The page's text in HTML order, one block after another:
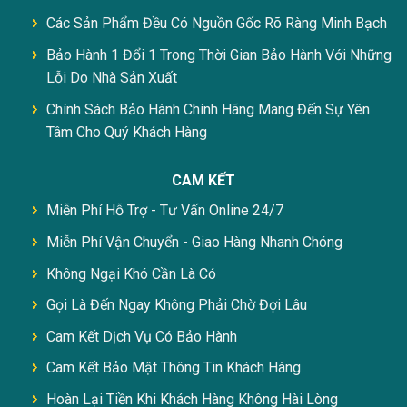
Các Sản Phẩm Đều Có Nguồn Gốc Rõ Ràng Minh Bạch
Bảo Hành 1 Đổi 1 Trong Thời Gian Bảo Hành Với Những
Lỗi Do Nhà Sản Xuất
Chính Sách Bảo Hành Chính Hãng Mang Đến Sự Yên
Tâm Cho Quý Khách Hàng
CAM KẾT
Miễn Phí Hỗ Trợ - Tư Vấn Online 24/7
Miễn Phí Vận Chuyển - Giao Hàng Nhanh Chóng
Không Ngại Khó Cần Là Có
Gọi Là Đến Ngay Không Phải Chờ Đợi Lâu
Cam Kết Dịch Vụ Có Bảo Hành
Cam Kết Bảo Mật Thông Tin Khách Hàng
Hoàn Lại Tiền Khi Khách Hàng Không Hài Lòng